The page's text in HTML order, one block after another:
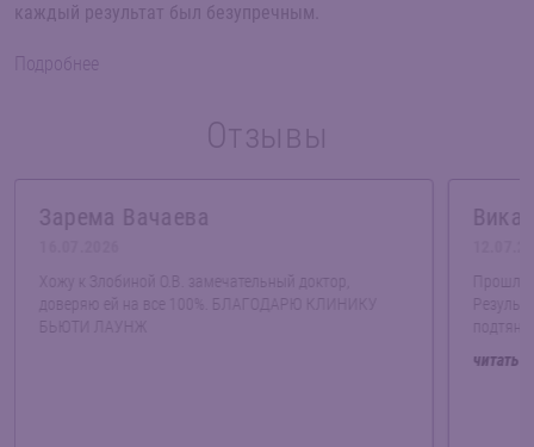
каждый результат был безупречным.
Подробнее
Отзывы
Зарема Вачаева
Хожу к Злобиной О.В. замечательный доктор,
доверяю ей на все 100%. БЛАГОДАРЮ КЛИНИКУ
БЬЮТИ ЛАУНЖ
Вика
Прошла
читать